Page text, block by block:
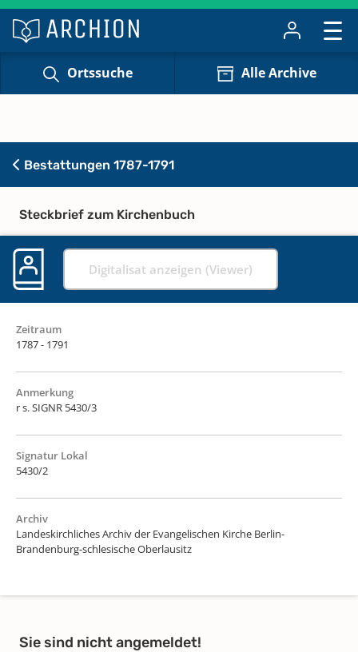
Ortssuche Alle Archive
Bestattungen 1787-1791
Steckbrief zum Kirchenbuch
Digitalisat anzeigen (Viewer)
Zeitraum
1787 - 1791
Anmerkung
r s. SIGNR 5430/3
Signatur Lokal
5430/2
Archiv
Landeskirchliches Archiv der Evangelischen Kirche Berlin-
Brandenburg-schlesische Oberlausitz
Sie sind nicht angemeldet!